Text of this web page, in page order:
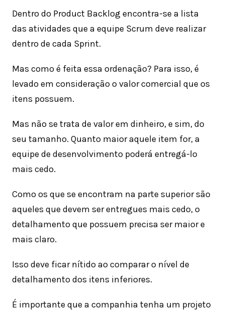
Dentro do Product Backlog encontra-se a lista
das atividades que a equipe Scrum deve realizar
dentro de cada Sprint.
Mas como é feita essa ordenação? Para isso, é
levado em consideração o valor comercial que os
itens possuem.
Mas não se trata de valor em dinheiro, e sim, do
seu tamanho. Quanto maior aquele item for, a
equipe de desenvolvimento poderá entregá-lo
mais cedo.
Como os que se encontram na parte superior são
aqueles que devem ser entregues mais cedo, o
detalhamento que possuem precisa ser maior e
mais claro.
Isso deve ficar nítido ao comparar o nível de
detalhamento dos itens inferiores.
É importante que a companhia tenha um projeto